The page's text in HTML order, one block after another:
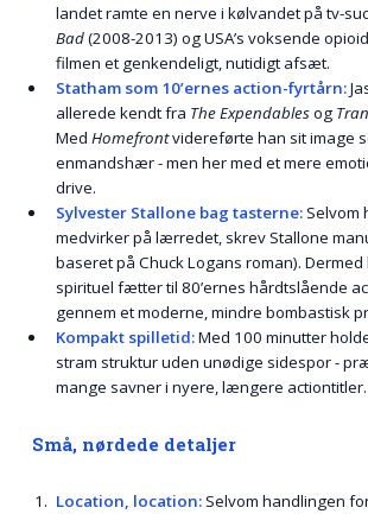
landet ramte en nerve i kølvandet på tv-
Bad(2008-2013) og USA’s voksende
filmen et genkendeligt, nutidigt afsæt.
Statham som 10’ernes action-fyrtårn:
allerede kendt fra The Expendablesog
Med Homefrontvidereførte han sit image
enmandshær - men her med et mere
drive.
Sylvester Stallone bag tasterne:Selvom
medvirker på lærredet, skrev Stallone
baseret på Chuck Logans roman).
spirituel fætter til 80’ernes hårdtslående
gennem et moderne, mindre bombastisk
Kompakt spilletid:Med 100 minutter
stram struktur uden unødige sidespor -
mange savner i nyere, længere actiontitler.
Små, nørdede detaljer
Location, location:Selvom handlingen